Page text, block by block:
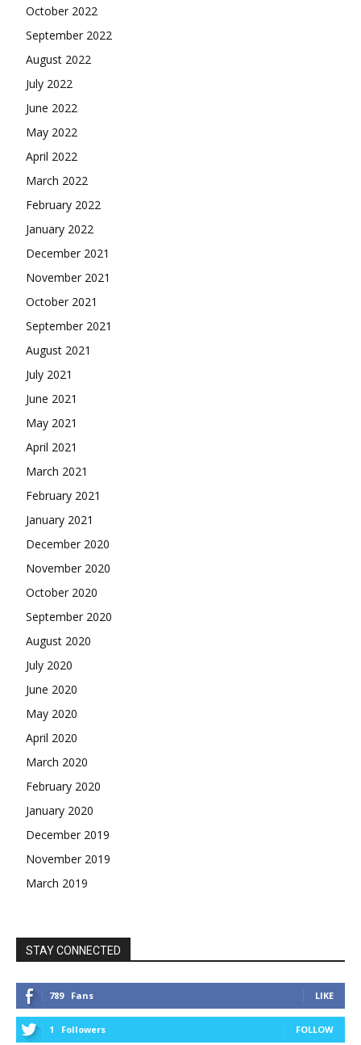
October 2022
September 2022
August 2022
July 2022
June 2022
May 2022
April 2022
March 2022
February 2022
January 2022
December 2021
November 2021
October 2021
September 2021
August 2021
July 2021
June 2021
May 2021
April 2021
March 2021
February 2021
January 2021
December 2020
November 2020
October 2020
September 2020
August 2020
July 2020
June 2020
May 2020
April 2020
March 2020
February 2020
January 2020
December 2019
November 2019
March 2019
STAY CONNECTED
789 Fans LIKE
1 Followers FOLLOW